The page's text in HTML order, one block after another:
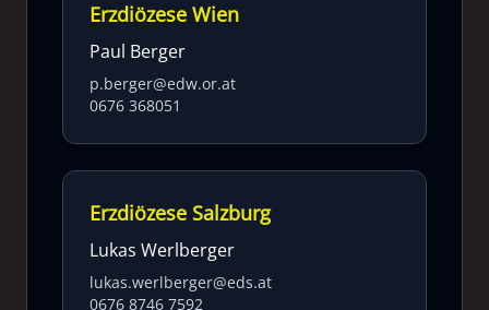
Erzdiözese Wien
Paul Berger
p.berger@edw.or.at
0676 368051
Erzdiözese Salzburg
Lukas Werlberger
lukas.werlberger@eds.at
0676 8746 7592